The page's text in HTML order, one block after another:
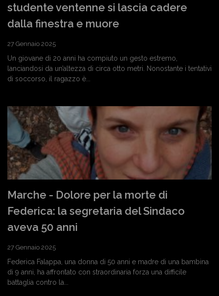
studente ventenne si lascia cadere
dalla finestra e muore
27 Gennaio 2025
Un giovane di 20 anni ha compiuto un gesto estremo,
lanciandosi da un’altezza di circa otto metri. Nonostante i tentativi
di soccorso, il ragazzo è...
Marche - Dolore per la morte di
Federica: la segretaria del Sindaco
aveva 50 anni
27 Gennaio 2025
Federica Falappa, una donna di 50 anni e madre di una bambina
di 9 anni, ha affrontato con straordinaria forza una difficile
battaglia contro la...